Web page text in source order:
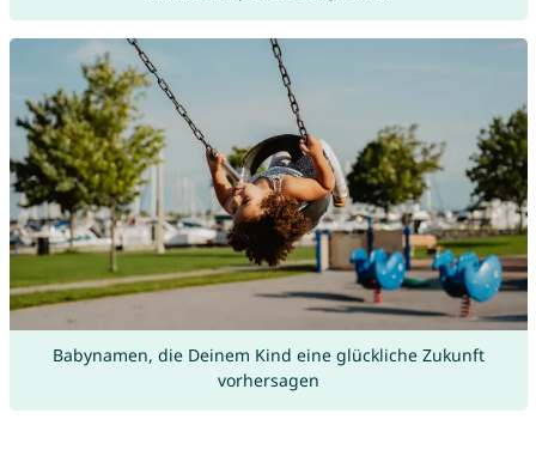
Babynamen, die Deinem Kind eine glückliche Zukunft
vorhersagen